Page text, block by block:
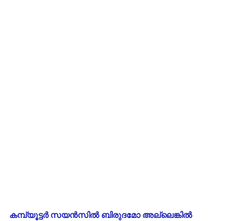
കമ്പ്യൂട്ടർ സയൻസിൽ ബിരുദമോ അല്ലെങ്കിൽ